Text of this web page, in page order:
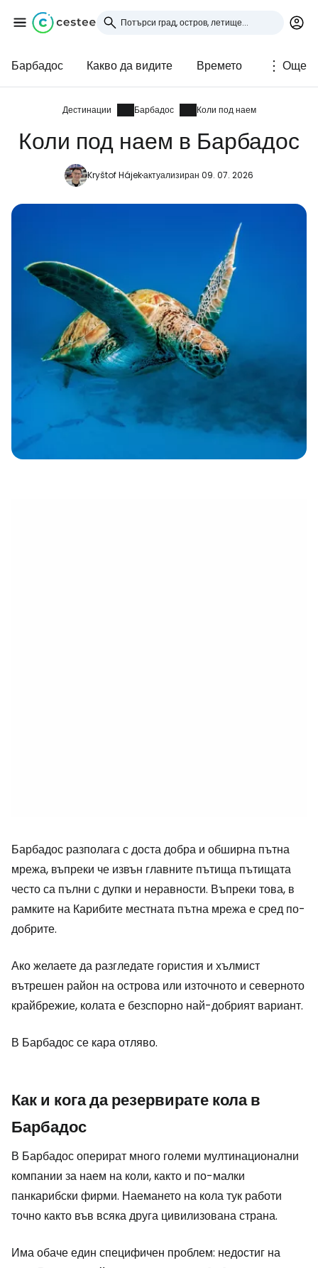
Барбадос Какво да видите Времето Още
Дестинации Барбадос Коли под наем
Коли под наем в Барбадос
Kryštof Hájekактуализиран 09. 07. 2026
Барбадос разполага с доста добра и обширна пътна
мрежа, въпреки че извън главните пътища пътищата
често са пълни с дупки и неравности. Въпреки това, в
рамките на Карибите местната пътна мрежа е сред по-
добрите.
Ако желаете да разгледате гористия и хълмист
вътрешен район на острова или източното и северното
крайбрежие, колата е безспорно най-добрият вариант.
В Барбадос се кара отляво.
Как и кога да резервирате кола в
Барбадос
В Барбадос оперират много големи мултинационални
компании за наем на коли, както и по-малки
панкарибски фирми. Наемането на кола тук работи
точно както във всяка друга цивилизована страна.
Има обаче един специфичен проблем: недостиг на
Влезте в Cestee
... световната общност на туристите
Продължете с Google
Продължете с имейл